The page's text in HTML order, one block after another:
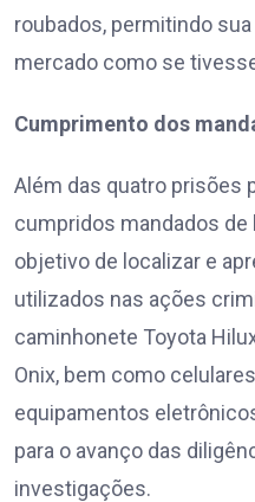
roubados, permitindo
mercado como se
Cumprimento dos
Além das quatro prisões
cumpridos mandados
objetivo de localizar e
utilizados nas ações
caminhonete Toyota
Onix, bem como
equipamentos
para o avanço das
investigações.